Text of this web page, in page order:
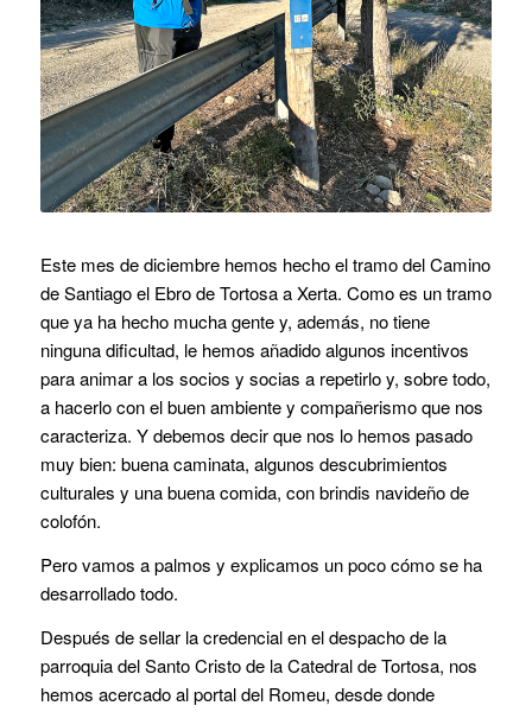
Este mes de diciembre hemos hecho el tramo del Camino
de Santiago el Ebro de Tortosa a Xerta. Como es un tramo
que ya ha hecho mucha gente y, además, no tiene
ninguna dificultad, le hemos añadido algunos incentivos
para animar a los socios y socias a repetirlo y, sobre todo,
a hacerlo con el buen ambiente y compañerismo que nos
caracteriza. Y debemos decir que nos lo hemos pasado
muy bien: buena caminata, algunos descubrimientos
culturales y una buena comida, con brindis navideño de
colofón.
Pero vamos a palmos y explicamos un poco cómo se ha
desarrollado todo.
Después de sellar la credencial en el despacho de la
parroquia del Santo Cristo de la Catedral de Tortosa, nos
hemos acercado al portal del Romeu, desde donde